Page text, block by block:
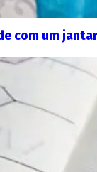
com um